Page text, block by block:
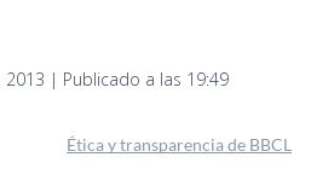
| Publicado a las 19:49
Ética y transparencia de BBCL